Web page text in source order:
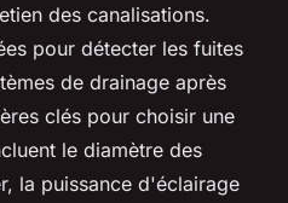
des canalisations.
pour détecter les fuites
de drainage après
clés pour choisir une
le diamètre des
la puissance d'éclairage